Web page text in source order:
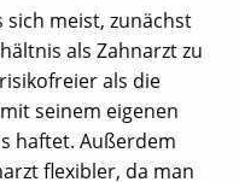
meist, zunächst
als Zahnarzt zu
als die
seinem eigenen
haftet. Außerdem
flexibler, da man